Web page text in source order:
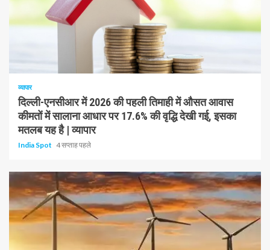
व्यापार
दिल्ली-एनसीआर में 2026 की पहली तिमाही में औसत आवास
कीमतों में सालाना आधार पर 17.6% की वृद्धि देखी गई, इसका
मतलब यह है | व्यापार
India Spot 4 सप्ताह पहले